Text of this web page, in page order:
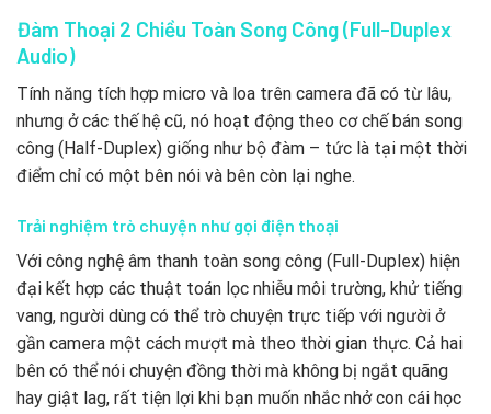
Đàm Thoại 2 Chiều Toàn Song Công (Full-Duplex
Audio)
Tính năng tích hợp micro và loa trên camera đã có từ lâu,
nhưng ở các thế hệ cũ, nó hoạt động theo cơ chế bán song
công (Half-Duplex) giống như bộ đàm – tức là tại một thời
điểm chỉ có một bên nói và bên còn lại nghe.
Trải nghiệm trò chuyện như gọi điện thoại
Với công nghệ âm thanh toàn song công (Full-Duplex) hiện
đại kết hợp các thuật toán lọc nhiễu môi trường, khử tiếng
vang, người dùng có thể trò chuyện trực tiếp với người ở
gần camera một cách mượt mà theo thời gian thực. Cả hai
bên có thể nói chuyện đồng thời mà không bị ngắt quãng
hay giật lag, rất tiện lợi khi bạn muốn nhắc nhở con cái học